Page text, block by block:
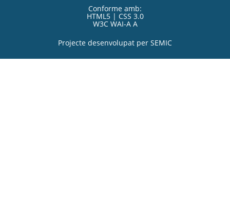
Conforme amb:
HTML5 | CSS 3.0
W3C WAI-A A
Projecte desenvolupat per SEMIC